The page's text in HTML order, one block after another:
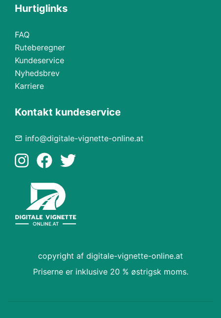
Hurtiglinks
FAQ
Ruteberegner
Kundeservice
Nyhedsbrev
Karriere
Kontakt kundeservice
info@digitale-vignette-online.at
copyright af digitale-vignette-online.at
Priserne er inklusive 20 % østrigsk moms.